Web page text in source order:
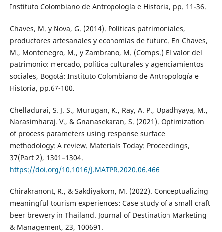
Instituto Colombiano de Antropología e Historia, pp. 11-36.
Chaves, M. y Nova, G. (2014). Políticas patrimoniales,
productores artesanales y economías de futuro. En Chaves,
M., Montenegro, M., y Zambrano, M. (Comps.) El valor del
patrimonio: mercado, política culturales y agenciamientos
sociales, Bogotá: Instituto Colombiano de Antropología e
Historia, pp.67-100.
Chelladurai, S. J. S., Murugan, K., Ray, A. P., Upadhyaya, M.,
Narasimharaj, V., & Gnanasekaran, S. (2021). Optimization
of process parameters using response surface
methodology: A review. Materials Today: Proceedings,
37(Part 2), 1301–1304.
https://doi.org/10.1016/J.MATPR.2020.06.466
Chirakranont, R., & Sakdiyakorn, M. (2022). Conceptualizing
meaningful tourism experiences: Case study of a small craft
beer brewery in Thailand. Journal of Destination Marketing
& Management, 23, 100691.